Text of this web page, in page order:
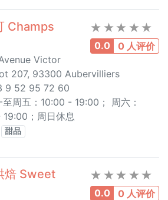
0.0 0 人评价
Champs
Victor
207, 93300 Aubervilliers
9 52 95 72 60
至周五：10:00 - 19:00； 周六：
；周日休息
甜品
0.0 0 人评价
焙 Sweet